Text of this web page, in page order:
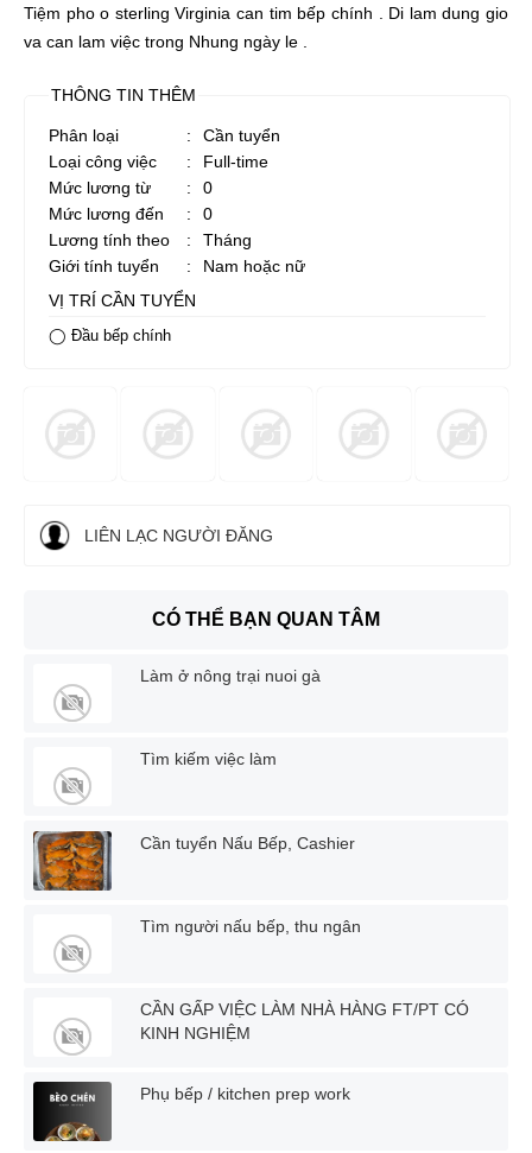
Tiệm pho o sterling Virginia can tim bếp chính . Di lam dung gio
va can lam việc trong Nhung ngày le .
THÔNG TIN THÊM
Phân loại :
Cần tuyển
Loại công việc
:
Full-time
Mức lương từ
:
0
Mức lương đến
:
0
Lương tính theo
:
Tháng
Giới tính tuyển
:
Nam hoặc nữ
VỊ TRÍ CẦN TUYỂN
◯ Đầu bếp chính
LIÊN LẠC NGƯỜI ĐĂNG
CÓ THỂ BẠN QUAN TÂM
Làm ở nông trại nuoi gà
Tìm kiếm việc làm
Cần tuyển Nấu Bếp, Cashier
Tìm người nấu bếp, thu ngân
CẦN GẤP VIỆC LÀM NHÀ HÀNG FT/PT CÓ
KINH NGHIỆM
Phụ bếp / kitchen prep work